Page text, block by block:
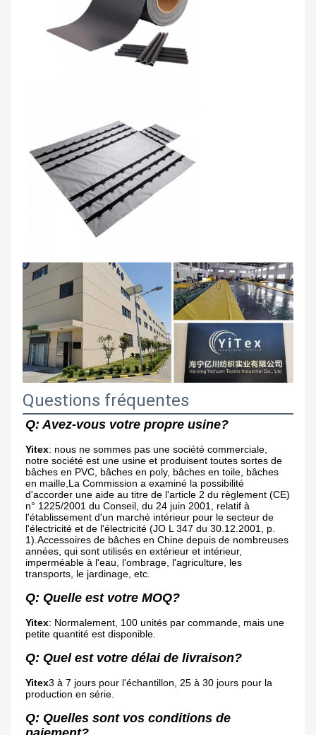
Questions fréquentes
Q: Avez-vous votre propre usine?
Yitex: nous ne sommes pas une société commerciale,
notre société est une usine et produisent toutes sortes de
bâches en PVC, bâches en poly, bâches en toile, bâches
en maille,La Commission a examiné la possibilité
d'accorder une aide au titre de l'article 2 du règlement (CE)
n° 1225/2001 du Conseil, du 24 juin 2001, relatif à
l'établissement d'un marché intérieur pour le secteur de
l'électricité et de l'électricité (JO L 347 du 30.12.2001, p.
1).Accessoires de bâches en Chine depuis de nombreuses
années, qui sont utilisés en extérieur et intérieur,
imperméable à l'eau, l'ombrage, l'agriculture, les
transports, le jardinage, etc.
Q: Quelle est votre MOQ?
Yitex: Normalement, 100 unités par commande, mais une
petite quantité est disponible.
Q: Quel est votre délai de livraison?
Yitex3 à 7 jours pour l'échantillon, 25 à 30 jours pour la
production en série.
Q: Quelles sont vos conditions de